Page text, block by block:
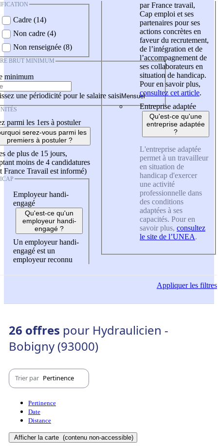
Cadre (14)
Non cadre (4)
Non renseignée (8)
BRUT MINIMUM
minimum
une périodicité pour le salaire saisi
parmi les 1ers à postuler
serez-vous parmi les
premiers à postuler ?
de plus de 15 jours,
moins de 4 candidatures
France Travail est informé)
Employeur handi-
engagé
Qu'est-ce qu'un
employeur handi-
engagé ?
Un employeur handi-
engagé est un
employeur reconnu
par France travail,
Cap emploi et ses
partenaires pour ses
actions concrètes en
faveur du recrutement,
de l’intégration et de
l’accompagnement de
ses collaborateurs en
situation de handicap.
Pour en savoir plus,
consultez cet article.
Entreprise adaptée
Qu'est-ce qu'une
entreprise adaptée
?
L'entreprise adaptée
permet à un travailleur
en situation de
handicap d'exercer
une activité
professionnelle dans
des conditions
adaptées à ses
capacités. Pour en
savoir plus, consultez
le site de l’UNEA.
Appliquerles filtres
26 offres pour Hydraulicien -
Bobigny (93000)
Trier par Pertinence
Pertinence
Date
Distance
Afficher la carte (contenu non-accessible)